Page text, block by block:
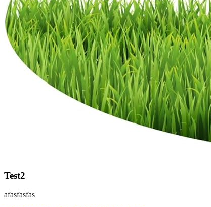
Test2
afasfasfas